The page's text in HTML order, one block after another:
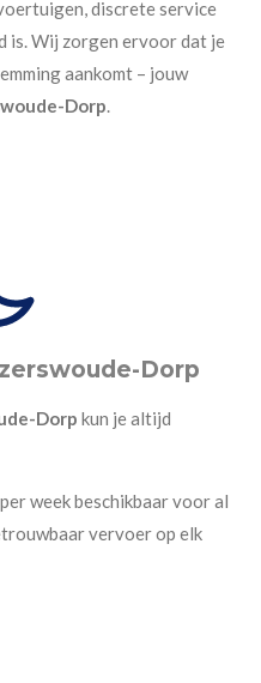
discrete service
is. Wij zorgen ervoor dat je
aankomt – jouw
Dorp
Dorp
Dorp kun je altijd
week beschikbaar voor al
vervoer op elk